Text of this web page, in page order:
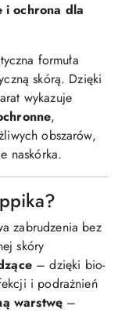
i ochrona dla
formuła
skórą. Dzięki
wykazuje
,
obszarów,
naskórka.
zabrudzenia bez
skóry
– dzięki bio-
i podrażnień
warstwę –